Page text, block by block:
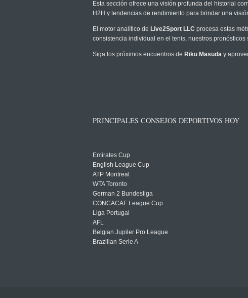
Esta sección ofrece una visión profunda del historial
H2H y tendencias de rendimiento para brindar una
El motor analítico de Live2Sport LLC procesa estas
consistencia individual en el tenis, nuestros
Siga los próximos encuentros de Riku Masuda y
PRINCIPALES CONSEJOS DEPORTIVOS HOY
Emirates Cup
English League Cup
ATP Montreal
WTA Toronto
German 2 Bundesliga
CONCACAF League Cup
Liga Portugal
AFL
Belgian Jupiler Pro League
Brazilian Serie A